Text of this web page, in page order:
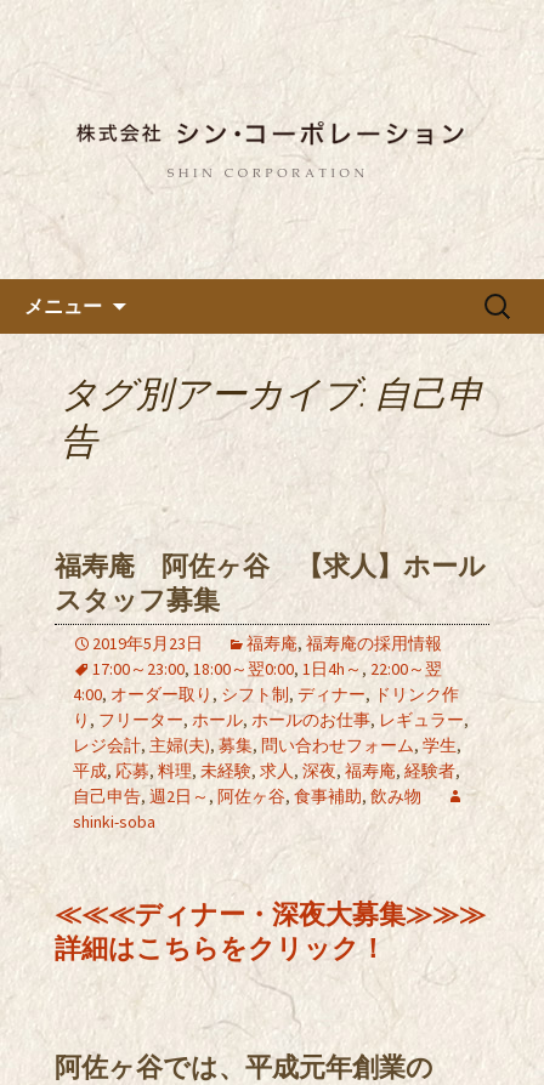
都内に5店舗展開している蕎麦
のお店「真希（しんき）」を運
営する「株式会社シン・コーポ
レーション」のブログ
東京都内に5店舗ある美味しい蕎麦のお
店「真希（しんき）」と運営の「株式
会社シン・コーポレーション」の新着
情報はこちら。店舗によって24時間営
業、宴会なども承っております。季節
のメニューも豊富にご用意。
メニュー
検
タグ別アーカイブ: 自己申
告
福寿庵 阿佐ヶ谷 【求人】ホール
スタッフ募集
2019年5月23日 福寿庵, 福寿庵の採用情報
17:00～23:00, 18:00～翌0:00, 1日4h～ , 22:00～翌
4:00, オーダー取り , シフト制, ディナー, ドリンク作
り , フリーター, ホール, ホールのお仕事, レギュラー,
レジ会計, 主婦(夫), 募集, 問い合わせフォーム, 学生,
平成, 応募, 料理, 未経験,求人, 深夜, 福寿庵, 経験者,
自己申告, 週2日～ , 阿佐ヶ谷, 食事補助, 飲み物
shinki-soba
≪≪≪ディナー・深夜大募集≫≫≫
詳細はこちらをクリック！
阿佐ヶ谷では、平成元年創業の